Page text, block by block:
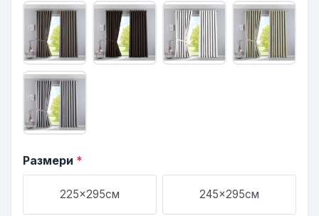
Размери *
225x295см 245x295см